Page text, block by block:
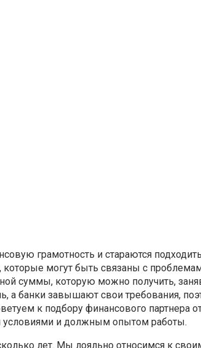
грамотность и стараются
могут быть связаны с
суммы, которую можно получить,
а банки завышают свои требования,
к подбору финансового партнера
условиями и должным опытом работы.
лет. Мы лояльно относимся к